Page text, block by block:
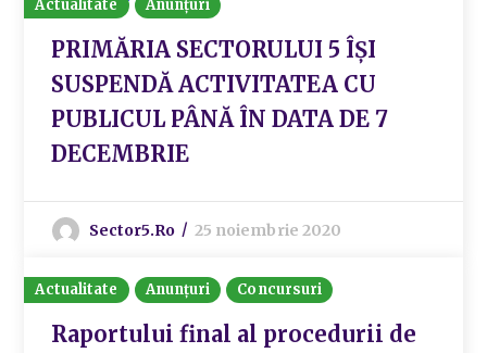
Actualitate Anunțuri
PRIMĂRIA SECTORULUI 5 ÎȘI
SUSPENDĂ ACTIVITATEA CU
PUBLICUL PÂNĂ ÎN DATA DE 7
DECEMBRIE
Sector5.ro 25 noiembrie 2020
Actualitate Anunțuri Concursuri
Raportului final al procedurii de